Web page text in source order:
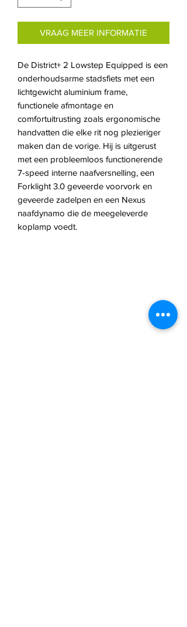
VRAAG MEER INFORMATIE
De District+ 2 Lowstep Equipped is een
onderhoudsarme stadsfiets met een
lichtgewicht aluminium frame,
functionele afmontage en
comfortuitrusting zoals ergonomische
handvatten die elke rit nog plezieriger
maken dan de vorige. Hij is uitgerust
met een probleemloos functionerende
7-speed interne naafversnelling, een
Forklight 3.0 geveerde voorvork en
geveerde zadelpen en een Nexus
naafdynamo die de meegeleverde
koplamp voedt.